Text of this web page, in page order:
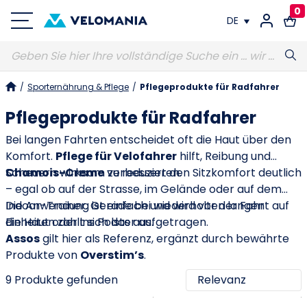
DE
FR
DE
0
/ Sporternährung & Pflege / Pflegeprodukte für Radfahrer
Pflegeprodukte für Radfahrer
Bei langen Fahrten entscheidet oft die Haut über den
Komfort. Pflege für Velofahrer hilft, Reibung und
Scheuern wirksam zu reduzieren.
Chamois-Cremeverbessert den Sitzkomfort deutlich
– egal ob auf der Strasse, im Gelände oder auf dem
Indoor-Trainer. Gerade bei wiederholten langen
Einheiten zahlt sich das aus.
Die Anwendung ist einfach und wird vor der Fahrt auf
die Haut oder ins Polster aufgetragen.
Assosgilt hier als Referenz, ergänzt durch bewährte
Produkte von Overstim’s.
9 Produkte gefunden